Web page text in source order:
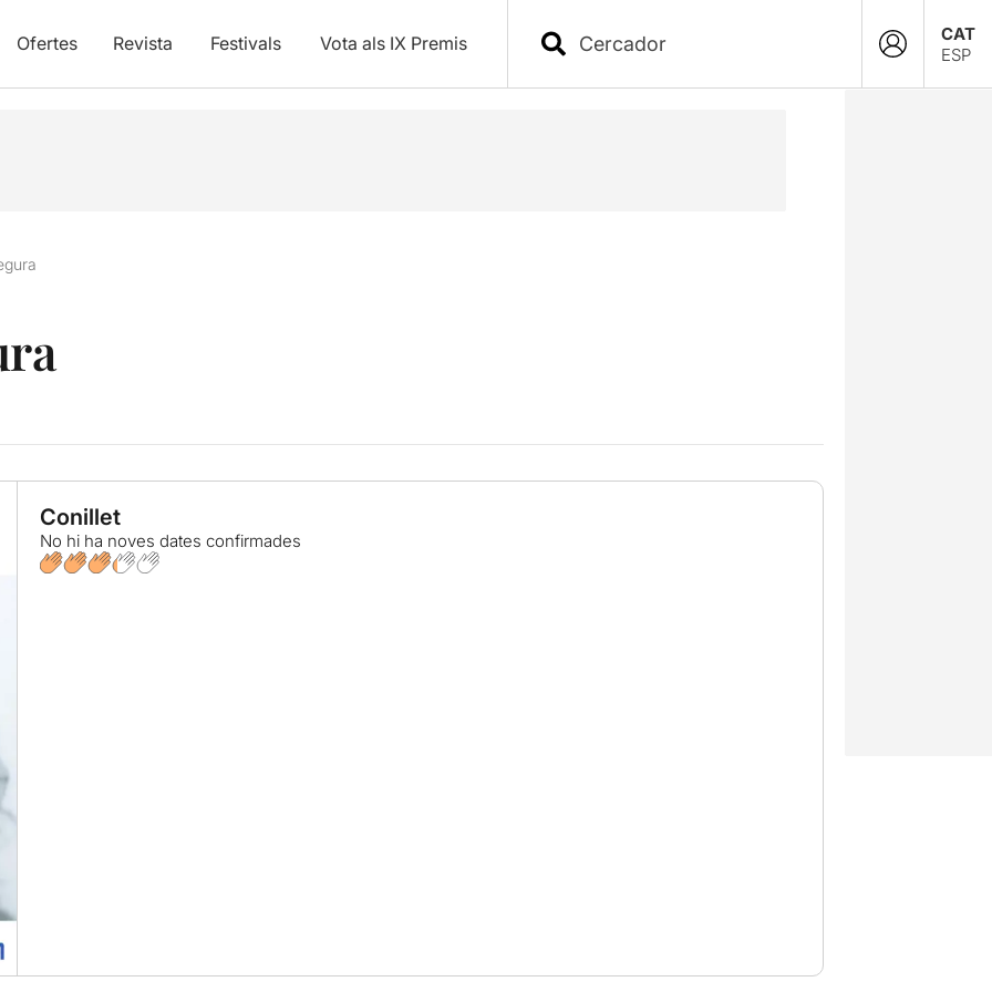
Ofertes Revista Festivals Vota als IX Premis
CAT
ESP
Conillet
No hi ha noves dates confirmades